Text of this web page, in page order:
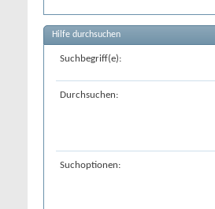
Hilfe durchsuchen
Suchbegriff(e):
Durchsuchen:
Suchoptionen: